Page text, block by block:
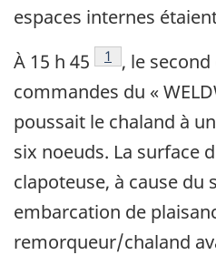
espaces internes
À 15 h 45
Note de bas de
1
, le
commandes du «
poussait le chaland à
six noeuds. La surface
clapoteuse, à cause du
embarcation de
remorqueur/chaland